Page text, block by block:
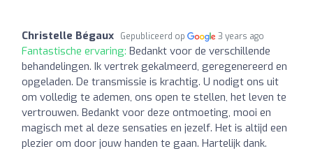
Christelle Bégaux Gepubliceerd op 3 years ago
Fantastische ervaring: Bedankt voor de verschillende
behandelingen. Ik vertrek gekalmeerd, geregenereerd en
opgeladen. De transmissie is krachtig. U nodigt ons uit
om volledig te ademen, ons open te stellen, het leven te
vertrouwen. Bedankt voor deze ontmoeting, mooi en
magisch met al deze sensaties en jezelf. Het is altijd een
plezier om door jouw handen te gaan. Hartelijk dank.